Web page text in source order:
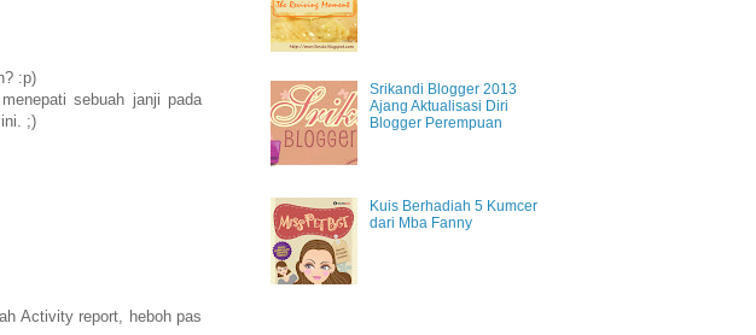
:p)
sebuah janji pada
;)
Activity report, heboh pas
Srikandi Blogger 2013
Ajang Aktualisasi Diri
Blogger Perempuan
Kuis Berhadiah 5 Kumcer
dari Mba Fanny